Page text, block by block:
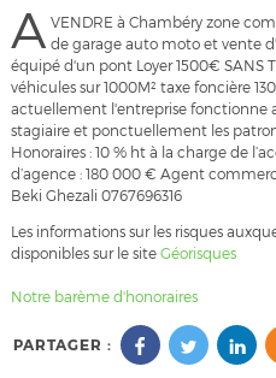
A VENDRE à Chambéry zone
de garage auto moto et vente
équipé d'un pont Loyer 1500€ SANS
véhicules sur 1000M² taxe foncière
actuellement l'entreprise fonctionne
stagiaire et ponctuellement les
Honoraires : 10 % ht à la charge de
d’agence : 180 000 € Agent
Beki Ghezali 0767696316
Les informations sur les risques
disponibles sur le site Géorisques
Notre barème d'honoraires
PARTAGER :